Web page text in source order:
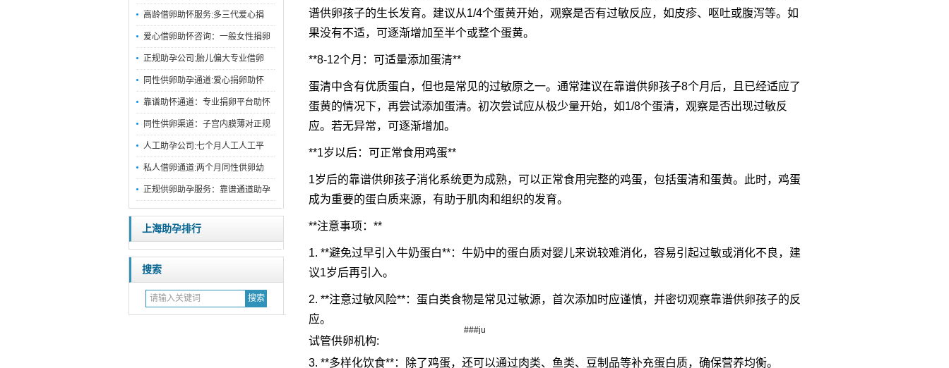
高龄借卵助怀服务:多三代爱心捐
爱心借卵助怀咨询：一般女性捐卵
正规助孕公司:胎儿偏大专业借卵
同性供卵助孕通道:爱心捐卵助怀
靠谱助怀通道：专业捐卵平台助怀
同性供卵渠道：子宫内膜薄对正规
人工助孕公司:七个月人工人工平
私人借卵通道:两个月同性供卵幼
正规供卵助孕服务：靠谱通道助孕
上海助孕排行
搜索
谱供卵孩子的生长发育。建议从1/4个蛋黄开始，观察是否有过敏反应，如皮疹、呕吐或腹泻等。如
果没有不适，可逐渐增加至半个或整个蛋黄。
**8-12个月：可适量添加蛋清**
蛋清中含有优质蛋白，但也是常见的过敏原之一。通常建议在靠谱供卵孩子8个月后，且已经适应了
蛋黄的情况下，再尝试添加蛋清。初次尝试应从极少量开始，如1/8个蛋清，观察是否出现过敏反
应。若无异常，可逐渐增加。
**1岁以后：可正常食用鸡蛋**
1岁后的靠谱供卵孩子消化系统更为成熟，可以正常食用完整的鸡蛋，包括蛋清和蛋黄。此时，鸡蛋
成为重要的蛋白质来源，有助于肌肉和组织的发育。
**注意事项：**
1. **避免过早引入牛奶蛋白**：牛奶中的蛋白质对婴儿来说较难消化，容易引起过敏或消化不良，建
议1岁后再引入。
2. **注意过敏风险**：蛋白类食物是常见过敏源，首次添加时应谨慎，并密切观察靠谱供卵孩子的反
应。
试管供卵机构:
3. **多样化饮食**：除了鸡蛋，还可以通过肉类、鱼类、豆制品等补充蛋白质，确保营养均衡。
###ju